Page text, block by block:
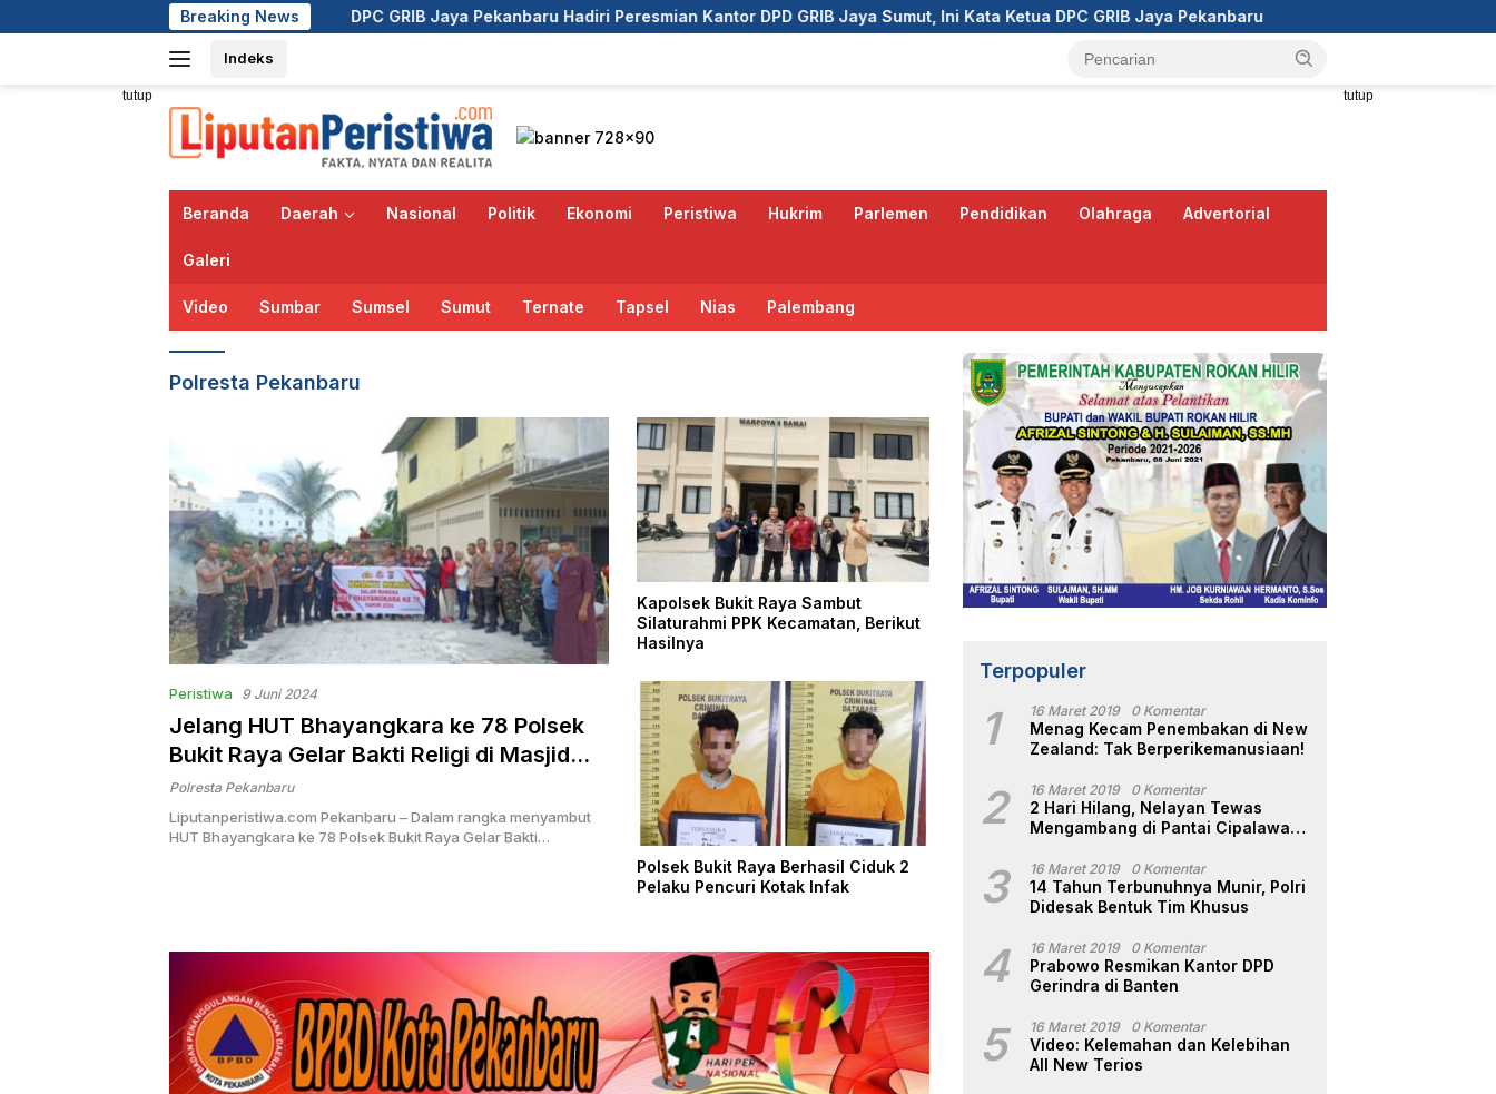
ke
Breaking News
DPC GRIB Jaya Pekanbaru Hadiri Peresmian Kantor DPD GRIB Jaya Sumut, Ini Kata Ketua DPC GRIB Jaya Pekanbaru Wali Kota Pekanbaru Ajak RT/RW
Indeks
tutup tutup
Beranda Daerah Nasional Politik Ekonomi Peristiwa Hukrim Parlemen Pendidikan Olahraga Advertorial
Galeri
Video Sumbar Sumsel Sumut Ternate Tapsel Nias Palembang
Polresta Pekanbaru
Peristiwa 9 Juni 2024
Jelang HUT Bhayangkara ke 78 Polsek
Bukit Raya Gelar Bakti Religi di Masjid
Nurul Amal
Polresta Pekanbaru
Liputanperistiwa.com Pekanbaru – Dalam rangka menyambut
HUT Bhayangkara ke 78 Polsek Bukit Raya Gelar Bakti…
Kapolsek Bukit Raya Sambut
Silaturahmi PPK Kecamatan, Berikut
Hasilnya
Polsek Bukit Raya Berhasil Ciduk 2
Pelaku Pencuri Kotak Infak
Terpopuler
1 16 Maret 2019 0 Komentar
Menag Kecam Penembakan di New
Zealand: Tak Berperikemanusiaan!
2 16 Maret 2019 0 Komentar
2 Hari Hilang, Nelayan Tewas
Mengambang di Pantai Cipalawah
3 16 Maret 2019 0 Komentar
14 Tahun Terbunuhnya Munir, Polri
Didesak Bentuk Tim Khusus
4 16 Maret 2019 0 Komentar
Prabowo Resmikan Kantor DPD
Gerindra di Banten
5 16 Maret 2019 0 Komentar
Video: Kelemahan dan Kelebihan
All New Terios